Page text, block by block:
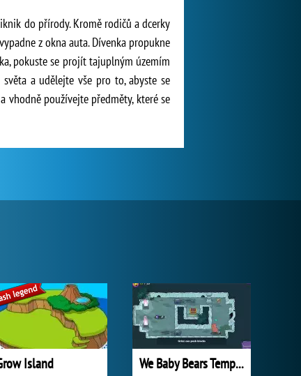
do přírody. Kromě rodičů a dcerky
z okna auta. Dívenka propukne
pokuste se projít tajuplným územím
a udělejte vše pro to, abyste se
vhodně používejte předměty, které se
Island We Baby Bears Temple